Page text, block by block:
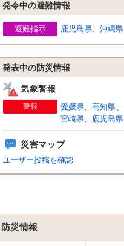
発令中の避難情報
避難指示 鹿児島県、 沖縄県
発表中の防災情報
気象警報
警報 愛媛県、 高知県、
宮崎県、 鹿児島県
災害マップ
ユーザー投稿を確認
防災情報